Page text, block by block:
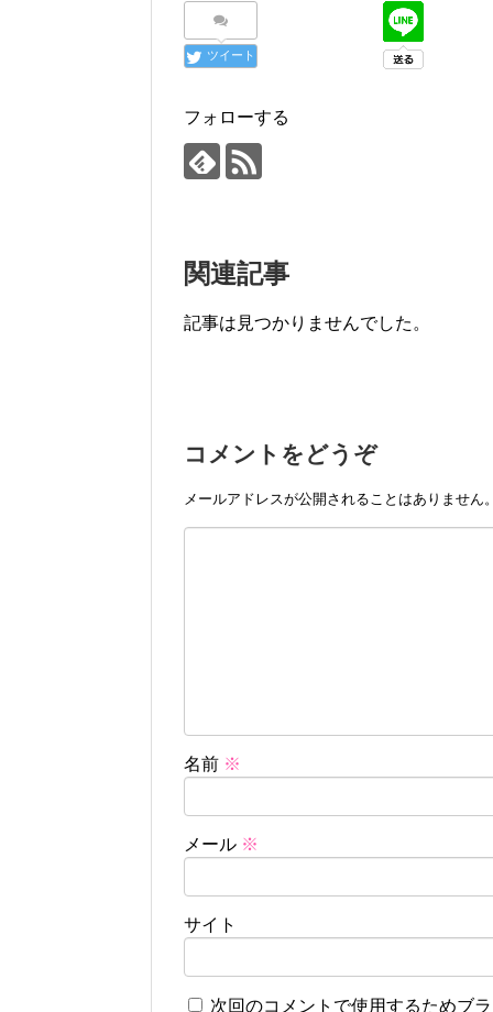
ツイート
フォローする
関連記事
記事は見つかりませんでした。
コメントをどうぞ
メールアドレスが公開されることはありません。
名前 ※
メール ※
サイト
次回のコメントで使用するためブ